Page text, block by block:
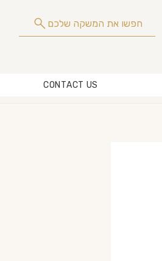
חפשו את המשקה שלכם
CONTACT US